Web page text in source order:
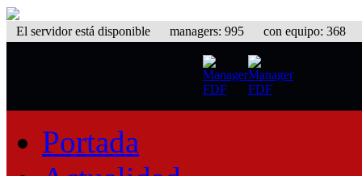
El servidor está disponible managers: 995 con equipo: 368
Portada